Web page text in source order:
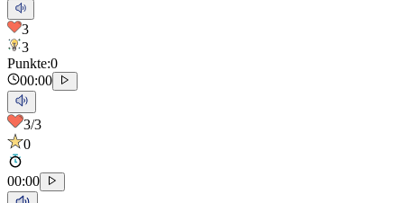
3
3
Punkte:0
00:00
3/3
0
00:00